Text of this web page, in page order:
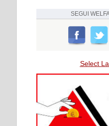
SEGUI
Select